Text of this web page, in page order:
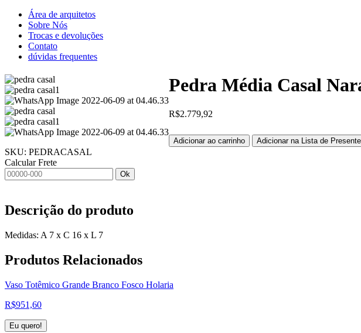
Área de arquitetos
Sobre Nós
Trocas e devoluções
Contato
dúvidas frequentes
Pedra Média Casal
R$2.779,92
Adicionar ao carrinho Adicionar na Lista de
SKU: PEDRACASAL
Calcular Frete
Ok
Descrição do produto
Medidas: A 7 x C 16 x L 7
Produtos Relacionados
Vaso Totêmico Grande Branco Fosco Holaria
R$951,60
Eu quero!